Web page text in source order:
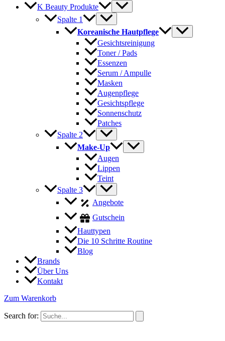
K Beauty Produkte
Spalte 1
Koreanische Hautpflege
Gesichtsreinigung
Toner / Pads
Essenzen
Serum / Ampulle
Masken
Augenpflege
Gesichtspflege
Sonnenschutz
Patches
Spalte 2
Make-Up
Augen
Lippen
Teint
Spalte 3
Angebote
Gutschein
Hauttypen
Die 10 Schritte Routine
Blog
Brands
Über Uns
Kontakt
Zum Warenkorb
Search for: